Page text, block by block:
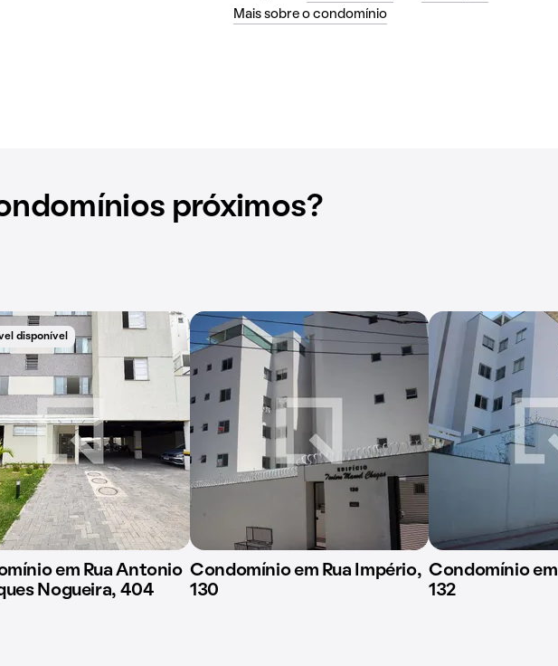
Mais sobre o condomínio
próximos?
disponível
em Rua Antonio
Nogueira, 404
Condomínio em Rua Império,
130
Condomínio
132